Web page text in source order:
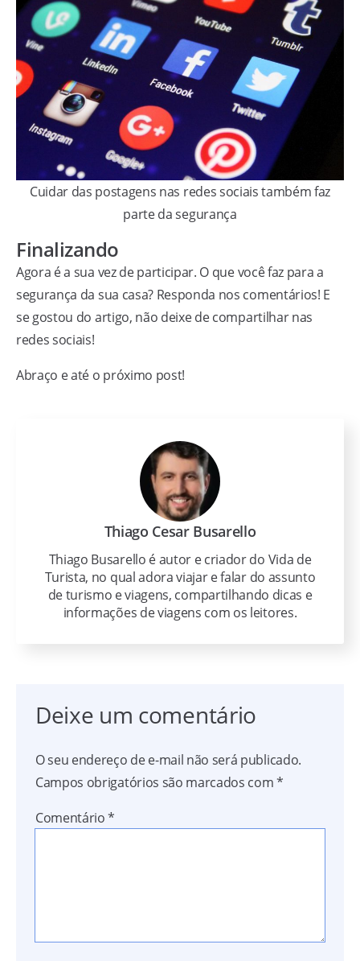
Cuidar das postagens nas redes sociais também faz
parte da segurança
Finalizando
Agora é a sua vez de participar. O que você faz para a
segurança da sua casa? Responda nos comentários! E
se gostou do artigo, não deixe de compartilhar nas
redes sociais!
Abraço e até o próximo post!
Thiago Cesar Busarello
Thiago Busarello é autor e criador do Vida de
Turista, no qual adora viajar e falar do assunto
de turismo e viagens, compartilhando dicas e
informações de viagens com os leitores.
Deixe um comentário
O seu endereço de e-mail não será publicado.
Campos obrigatórios são marcados com*
Comentário*